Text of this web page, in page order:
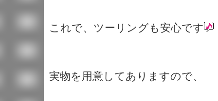
これで、ツーリングも安心です
実物を用意してありますので、